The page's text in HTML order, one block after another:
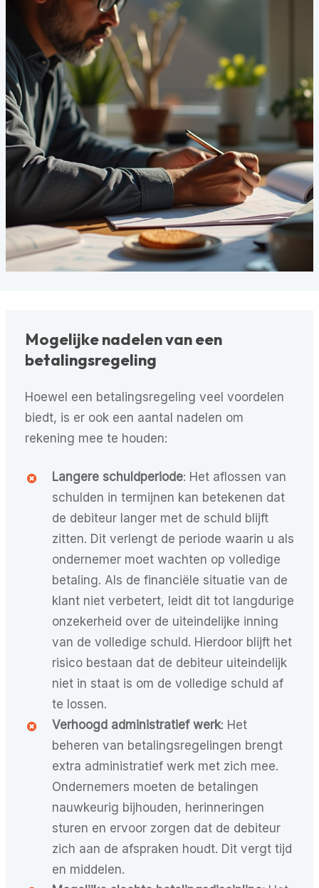
Mogelijke nadelen van een
betalingsregeling
Hoewel een betalingsregeling veel voordelen
biedt, is er ook een aantal nadelen om
rekening mee te houden:
Langere schuldperiode: Het aflossen van
schulden in termijnen kan betekenen dat
de debiteur langer met de schuld blijft
zitten. Dit verlengt de periode waarin u als
ondernemer moet wachten op volledige
betaling. Als de financiële situatie van de
klant niet verbetert, leidt dit tot langdurige
onzekerheid over de uiteindelijke inning
van de volledige schuld. Hierdoor blijft het
risico bestaan dat de debiteur uiteindelijk
niet in staat is om de volledige schuld af
te lossen.
Verhoogd administratief werk: Het
beheren van betalingsregelingen brengt
extra administratief werk met zich mee.
Ondernemers moeten de betalingen
nauwkeurig bijhouden, herinneringen
sturen en ervoor zorgen dat de debiteur
zich aan de afspraken houdt. Dit vergt tijd
en middelen.